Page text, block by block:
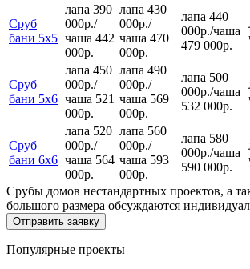
Сруб
бани 5х5
лапа 390
000р./
чаша 442
000р.
лапа 430
000р./
чаша 470
000р.
лапа 440
000р./чаша
479 000р.
Сруб
бани 5х6
лапа 450
000р./
чаша 521
000р.
лапа 490
000р./
чаша 569
000р.
лапа 500
000р./чаша
532 000р.
Сруб
бани 6х6
лапа 520
000р./
чаша 564
000р.
лапа 560
000р./
чаша 593
000р.
лапа 580
000р./чаша
590 000р.
Срубы домов нестандартных проектов, а
большого размера обсуждаются
Популярные проекты